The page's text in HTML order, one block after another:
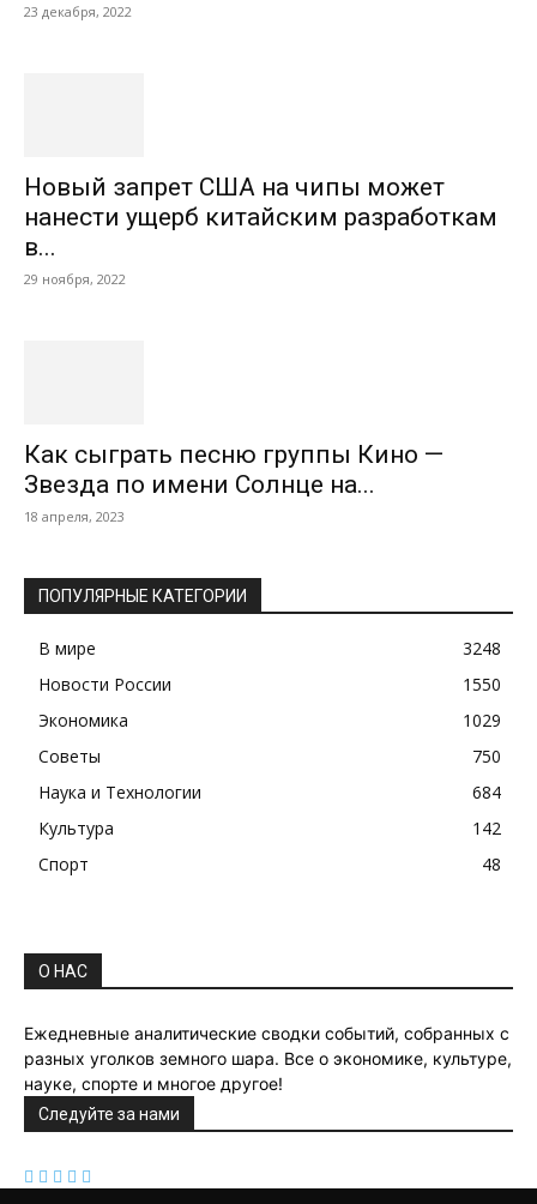
23 декабря, 2022
Новый запрет США на чипы может
нанести ущерб китайским разработкам
в...
29 ноября, 2022
Как сыграть песню группы Кино —
Звезда по имени Солнце на...
18 апреля, 2023
ПОПУЛЯРНЫЕ КАТЕГОРИИ
В мире
3248
Новости России
1550
Экономика
1029
Советы
750
Наука и Технологии
684
Культура
142
Спорт
48
О НАС
Ежедневные аналитические сводки событий, собранных с
разных уголков земного шара. Все о экономике, культуре,
науке, спорте и многое другое!
Следуйте за нами